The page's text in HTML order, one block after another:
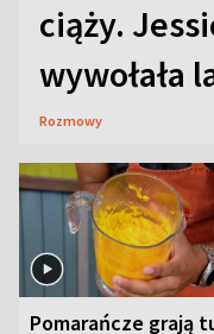
ciąży.
wywołała
Rozmowy
Pomarańcze grają